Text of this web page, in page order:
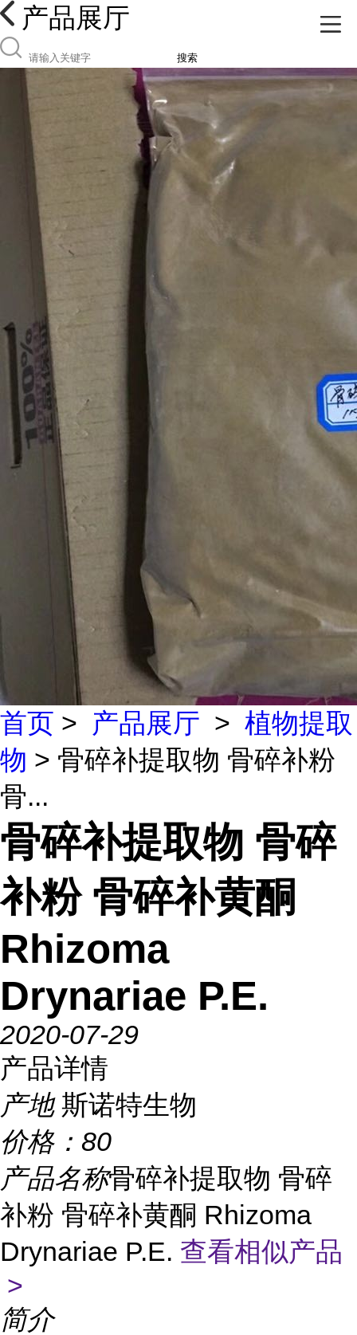
产品展厅
搜索
首页 > 产品展厅 > 植物提取
物 > 骨碎补提取物 骨碎补粉
骨...
骨碎补提取物 骨碎
补粉 骨碎补黄酮
Rhizoma
Drynariae P.E.
2020-07-29
产品详情
产地 斯诺特生物
价格： 80
产品名称骨碎补提取物 骨碎
补粉 骨碎补黄酮 Rhizoma
Drynariae P.E. 查看相似产品
>
简介